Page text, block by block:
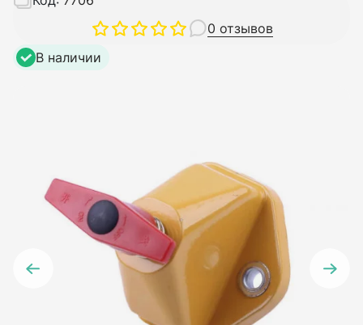
0 отзывов
В наличии